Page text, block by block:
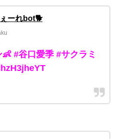
ーれbot🐕
#谷口愛季 #サクラミ